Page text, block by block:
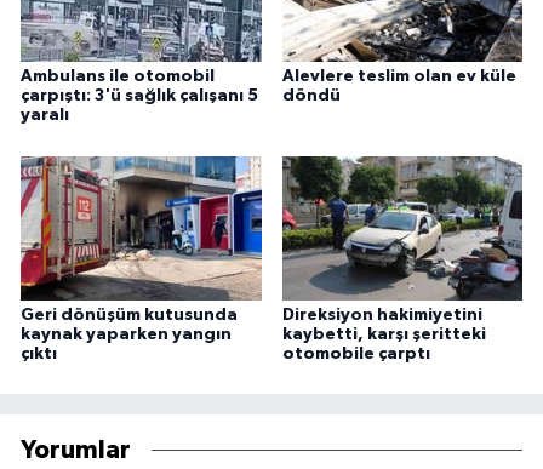
Ambulans ile otomobil
çarpıştı: 3'ü sağlık çalışanı 5
yaralı
Alevlere teslim olan ev küle
döndü
Geri dönüşüm kutusunda
kaynak yaparken yangın
çıktı
Direksiyon hakimiyetini
kaybetti, karşı şeritteki
otomobile çarptı
Yorumlar